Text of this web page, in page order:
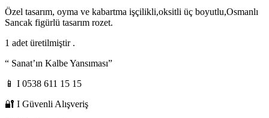
Özel tasarım, oyma ve kabartma işçilikli,oksitli üç boyutlu,Osmanlı
Sancak figürlü tasarım rozet.
1 adet üretilmiştir .
“ Sanat’ın Kalbe Yansıması”
📱 I 0538 611 15 15
🔐 I Güvenli Alışveriş